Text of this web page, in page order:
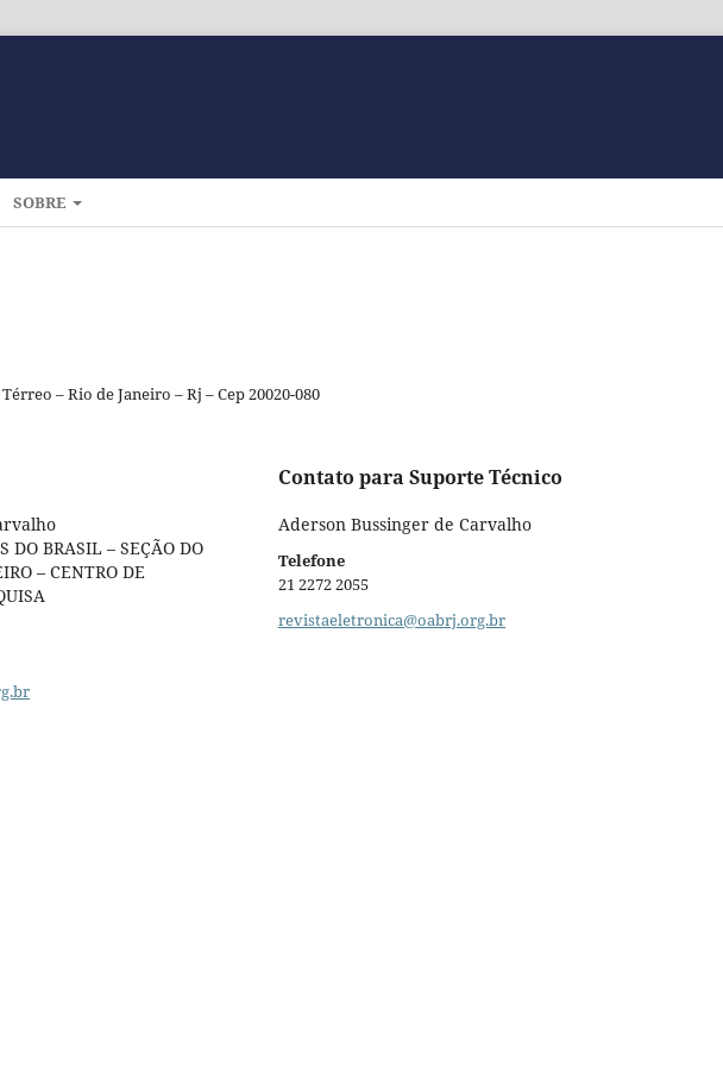
SOBRE
– Rio de Janeiro – Rj – Cep 20020-080
DO BRASIL – SEÇÃO DO
– CENTRO DE
Contato para Suporte Técnico
Aderson Bussinger de Carvalho
Telefone
21 2272 2055
revistaeletronica@oabrj.org.br